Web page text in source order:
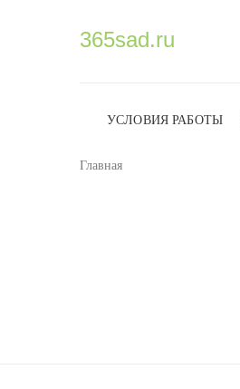
365sad.ru
УСЛОВИЯ РАБОТЫ
Главная